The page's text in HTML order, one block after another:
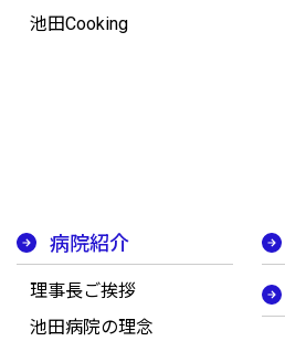
池田Cooking
病院紹介
理事長ご挨拶
池田病院の理念